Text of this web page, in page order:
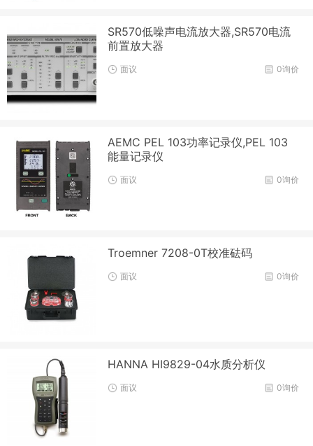
SR570低噪声电流放大器,SR570电流
前置放大器
0询价
面议
AEMC PEL 103功率记录仪,PEL 103
能量记录仪
0询价
面议
Troemner 7208-0T校准砝码
0询价
面议
HANNA HI9829-04水质分析仪
0询价
面议